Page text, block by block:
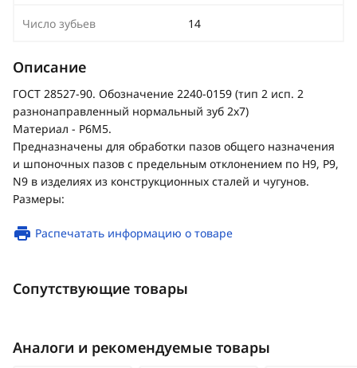
Число зубьев 14
Описание
ГОСТ 28527-90. Обозначение 2240-0159 (тип 2 исп. 2
разнонаправленный нормальный зуб 2х7)
Материал - Р6М5.
Предназначены для обработки пазов общего назначения
и шпоночных пазов с предельным отклонением по H9, P9,
N9 в изделиях из конструкционных сталей и чугунов.
Размеры:
Распечатать информацию о товаре
Сопутствующие товары
Аналоги и рекомендуемые товары